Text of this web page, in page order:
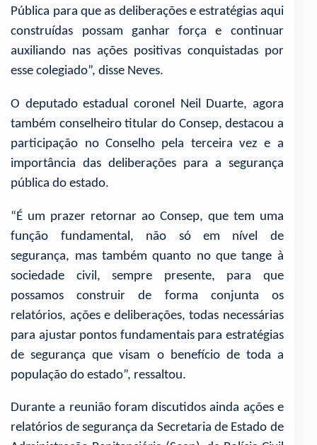
Pública para que as deliberações e estratégias aqui
construídas possam ganhar força e continuar
auxiliando nas ações positivas conquistadas por
esse colegiado”, disse Neves.
O deputado estadual coronel Neil Duarte, agora
também conselheiro titular do Consep, destacou a
participação no Conselho pela terceira vez e a
importância das deliberações para a segurança
pública do estado.
“É um prazer retornar ao Consep, que tem uma
função fundamental, não só em nível de
segurança, mas também quanto no que tange à
sociedade civil, sempre presente, para que
possamos construir de forma conjunta os
relatórios, ações e deliberações, todas necessárias
para ajustar pontos fundamentais para estratégias
de segurança que visam o benefício de toda a
população do estado”, ressaltou.
Durante a reunião foram discutidos ainda ações e
relatórios de segurança da Secretaria de Estado de